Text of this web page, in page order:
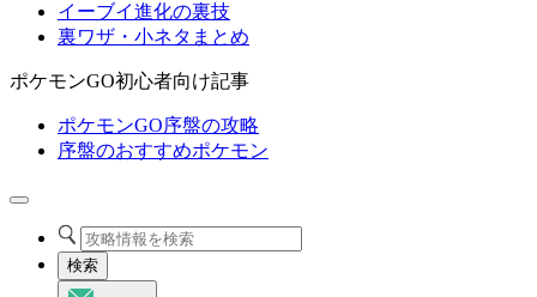
イーブイ進化の裏技
裏ワザ・小ネタまとめ
ポケモンGO初心者向け記事
ポケモンGO序盤の攻略
序盤のおすすめポケモン
検索